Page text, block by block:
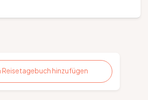
Reisetagebuch hinzufügen